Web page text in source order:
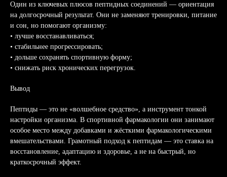
Один из ключевых плюсов пептидных соединений — ориентация
на долгосрочный результат. Они не заменяют тренировки, питание
и сон, но помогают организму:
• лучше восстанавливаться;
• стабильнее прогрессировать;
• дольше сохранять спортивную форму;
• снижать риск хронических перегрузок.
Вывод
Пептиды — это не «волшебное средство», а инструмент тонкой
настройки организма. В спортивной фармакологии они занимают
особое место между добавками и жёсткими фармакологическими
вмешательствами. Грамотный подход к пептидам — это ставка на
восстановление, адаптацию и здоровье, а не на быстрый, но
краткосрочный эффект.